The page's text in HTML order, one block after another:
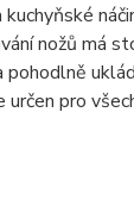
kuchyňské
nožů má
pohodlně
pro